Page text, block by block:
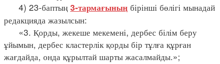
4) 23-баптың 3-тармағының бірінші бөлігі мынадай
редакцияда жазылсын:
«3. Қорды, жекеше мекемені, дербес білім беру
ұйымын, дербес кластерлік қорды бір тұлға құрған
жағдайда, онда құрылтай шарты жасалмайды.»;